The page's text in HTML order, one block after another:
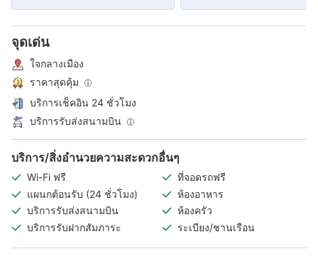
จุดเด่น
ใจกลางเมือง
ราคาสุดคุ้ม
บริการเช็คอิน 24 ชั่วโมง
บริการรับส่งสนามบิน
บริการ/สิ่งอำนวยความสะดวกอื่นๆ
Wi-Fi ฟรี
ที่จอดรถฟรี
แผนกต้อนรับ (24 ชั่วโมง)
ห้องอาหาร
บริการรับส่งสนามบิน
ห้องครัว
บริการรับฝากสัมภาระ
ระเบียง/ชานเรือน